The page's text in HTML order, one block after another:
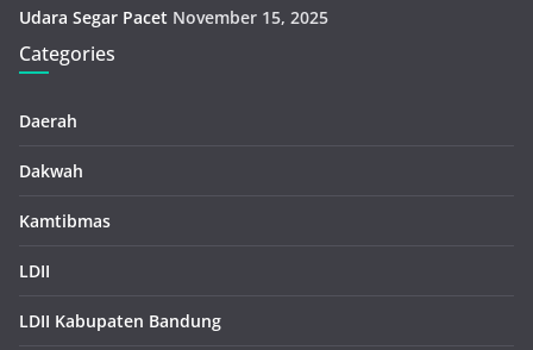
Udara Segar Pacet November 15, 2025
Categories
Daerah
Dakwah
Kamtibmas
LDII
LDII Kabupaten Bandung